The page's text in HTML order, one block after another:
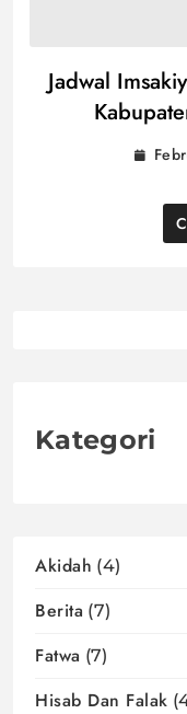
Jadwal
Kategori
Akidah (4)
Berita (7)
Fatwa (7)
Hisab Dan Falak